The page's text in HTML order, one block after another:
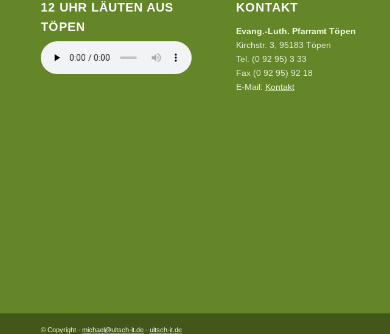
12 UHR LÄUTEN AUS
TÖPEN
KONTAKT
Evang.-Luth. Pfarramt Töpen
Kirchstr. 3, 95183 Töpen
Tel. (0 92 95) 3 33
Fax (0 92 95) 92 18
E-Mail: Kontakt
© Copyright - michael@ultsch-it.de - ultsch-it.de